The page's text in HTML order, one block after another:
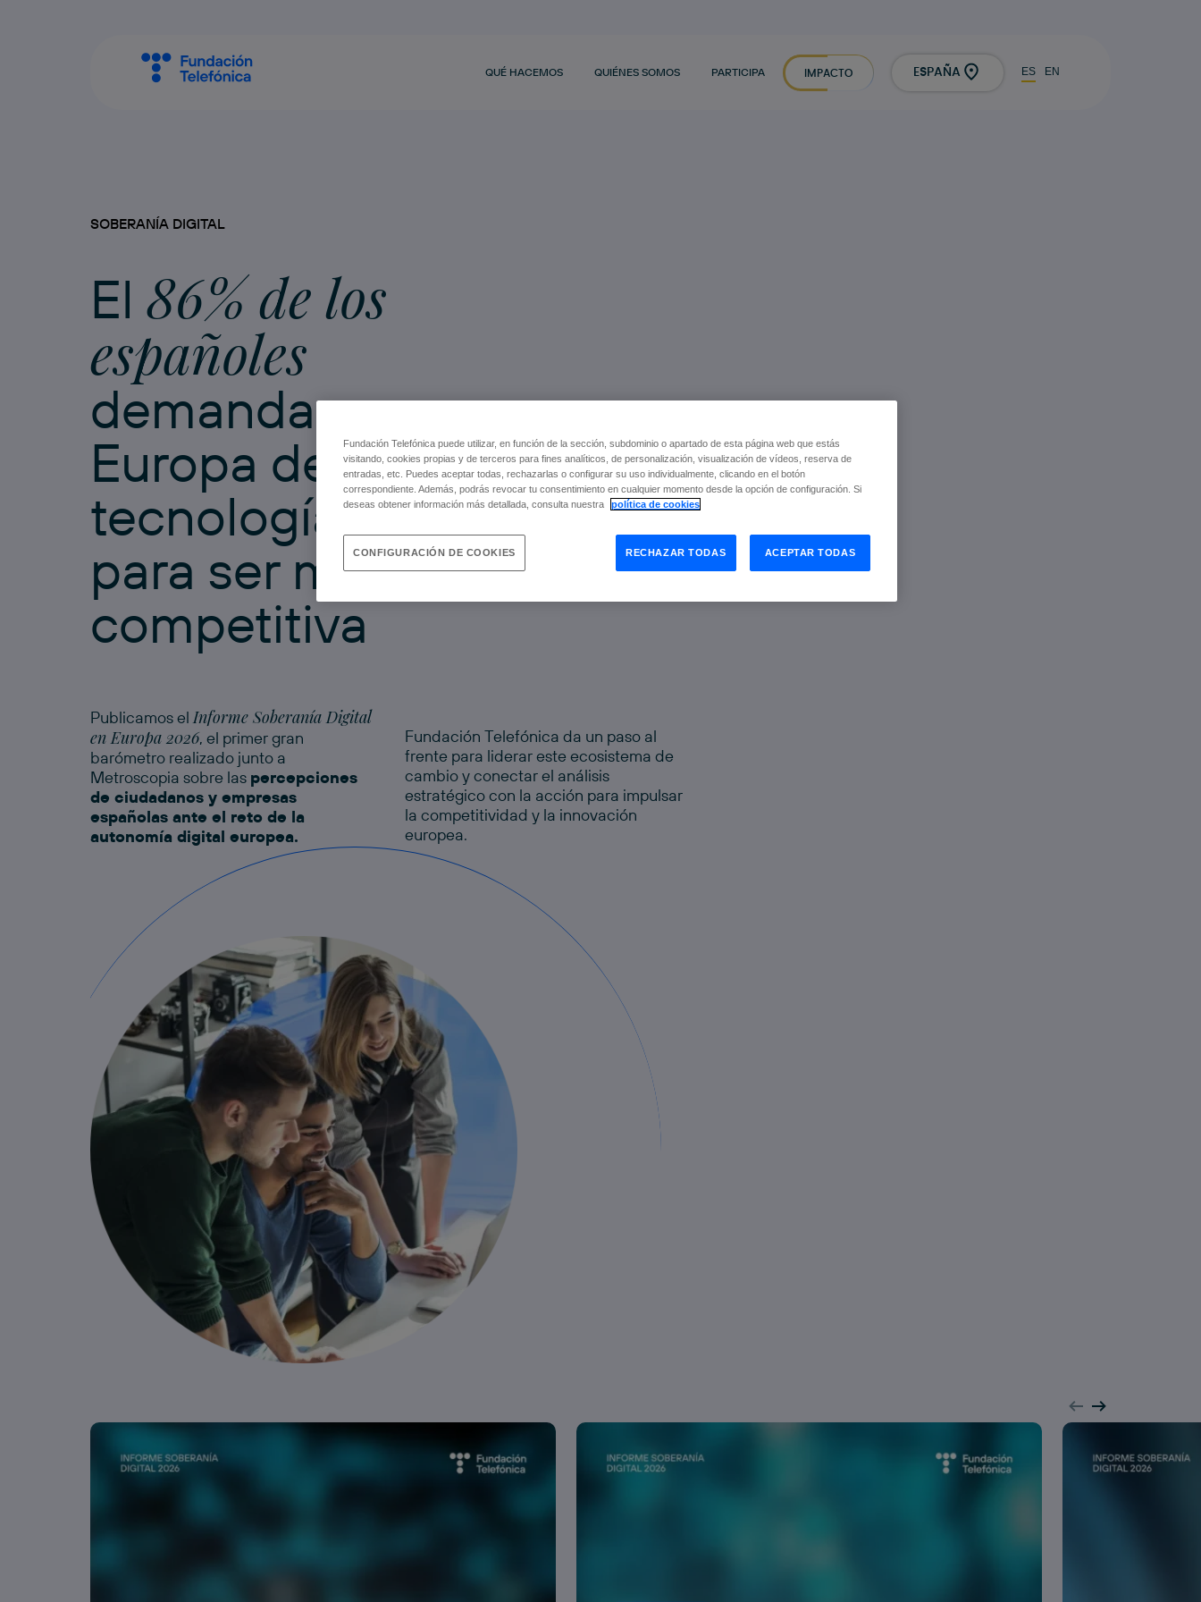
QUÉ HACEMOS QUIÉNES SOMOS PARTICIPA IMPACTO ESPAÑA ES EN
SOBERANÍA DIGITAL
El 86% de los
españoles
demanda que
Europa desarrolle
tecnología propia
para ser más
competitiva
Publicamos elInforme Soberanía Digital
en Europa 2026, el primer gran
barómetro realizado junto a
Metroscopia sobre las percepciones
de ciudadanos y empresas
españolas ante el reto de la
autonomía digital europea.
Fundación Telefónica da un paso al
frente para liderar este ecosistema de
cambio y conectar el análisis
estratégico con la acción para impulsar
la competitividad y la innovación
europea.
Fundación Telefónica puede utilizar, en función de la sección, subdominio o apartado de esta página web que estás
visitando, cookies propias y de terceros para fines analíticos, de personalización, visualización de vídeos, reserva de
entradas, etc. Puedes aceptar todas, rechazarlas o configurar su uso individualmente, clicando en el botón
correspondiente. Además, podrás revocar tu consentimiento en cualquier momento desde la opción de configuración. Si
deseas obtener información más detallada, consulta nuestra
política de cookies
RECHAZAR TODAS ACEPTAR TODAS
CONFIGURACIÓN DE COOKIES